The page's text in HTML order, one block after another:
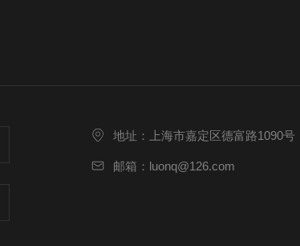
地址：上海市嘉定区德富路1090号
邮箱：luonq@126.com